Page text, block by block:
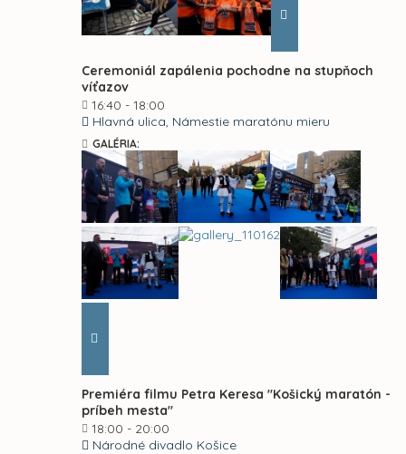
Ceremoniál zapálenia pochodne na stupňoch
víťazov
16:40 - 18:00
Hlavná ulica, Námestie maratónu mieru
GALÉRIA:
Premiéra filmu Petra Keresa "Košický maratón -
príbeh mesta"
18:00 - 20:00
Národné divadlo Košice